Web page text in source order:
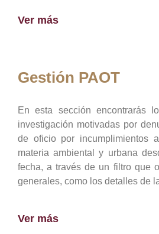
Ver más
Gestión PAOT
En esta sección encontrarás
investigación motivadas por
de oficio por incumplimientos
materia ambiental y urbana
fecha, a través de un filtro que
generales, como los detalles de
Ver más